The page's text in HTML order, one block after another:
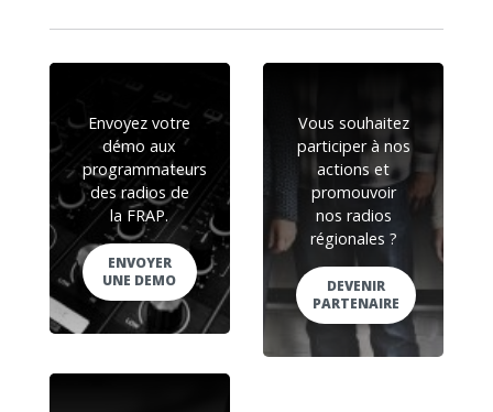
Envoyez votre
démo aux
programmateurs
des radios de
la FRAP.
ENVOYER
UNE DEMO
Vous souhaitez
participer à nos
actions et
promouvoir
nos radios
régionales ?
DEVENIR
PARTENAIRE